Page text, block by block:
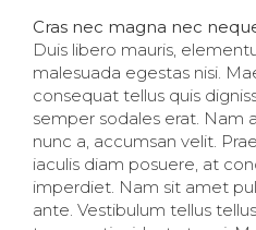
Cras nec magna nec
Duis libero mauris,
malesuada egestas nisi.
consequat tellus quis
semper sodales erat. Nam
nunc a, accumsan velit.
iaculis diam posuere, at
imperdiet. Nam sit amet
ante. Vestibulum tellus